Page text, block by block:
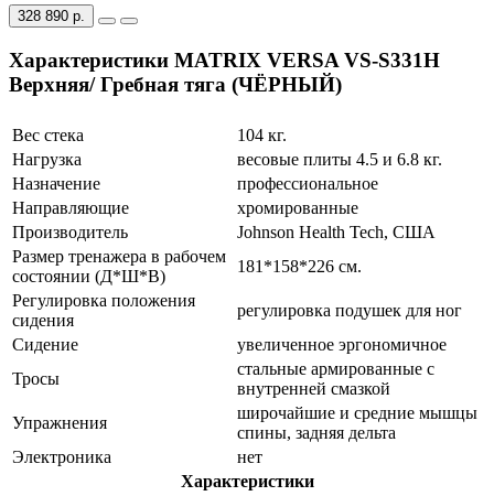
328 890 р.
Характеристики MATRIX VERSA VS-S331H
Верхняя/ Гребная тяга (ЧЁРНЫЙ)
Вес стека
104 кг.
Нагрузка
весовые плиты 4.5 и 6.8 кг.
Назначение
профессиональное
Направляющие
хромированные
Производитель
Johnson Health Tech, США
Размер тренажера в рабочем
состоянии (Д*Ш*В)
181*158*226 см.
Регулировка положения
сидения
регулировка подушек для ног
Сидение
увеличенное эргономичное
Тросы
стальные армированные c
внутренней смазкой
Упражнения
широчайшие и средние мышцы
спины, задняя дельта
Электроника
нет
Характеристики